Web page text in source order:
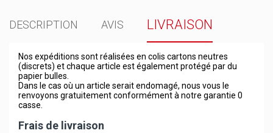
DESCRIPTION AVIS LIVRAISON
Nos expéditions sont réalisées en colis cartons neutres
(discrets) et chaque article est également protégé par du
papier bulles.
Dans le cas où un article serait endomagé, nous vous le
renvoyons gratuitement conformément à notre garantie 0
casse.
Frais de livraison